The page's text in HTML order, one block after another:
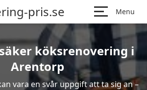
pris.se Menu
köksrenovering i
Arentorp
vara en svår uppgift att ta sig an –